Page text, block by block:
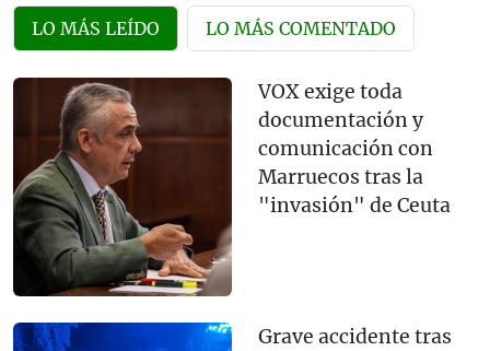
LO MÁS LEÍDO LO MÁS COMENTADO
VOX exige toda
documentación y
comunicación con
Marruecos tras la
"invasión" de Ceuta
Grave accidente tras